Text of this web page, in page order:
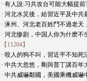
· 有人說:习共攻台可能大幅提前
· 河北水災後，給習近平及中共
· 涿州、河北老百姓鬥不過老天
· 河北惨剧，中国人你为什麽不
【11204】
· 咬人的狗不叫，習近平不知死
· 中共大忽悠，剛與普丁講百年
· 中共威嚇鄰國，美國乘機威嚇